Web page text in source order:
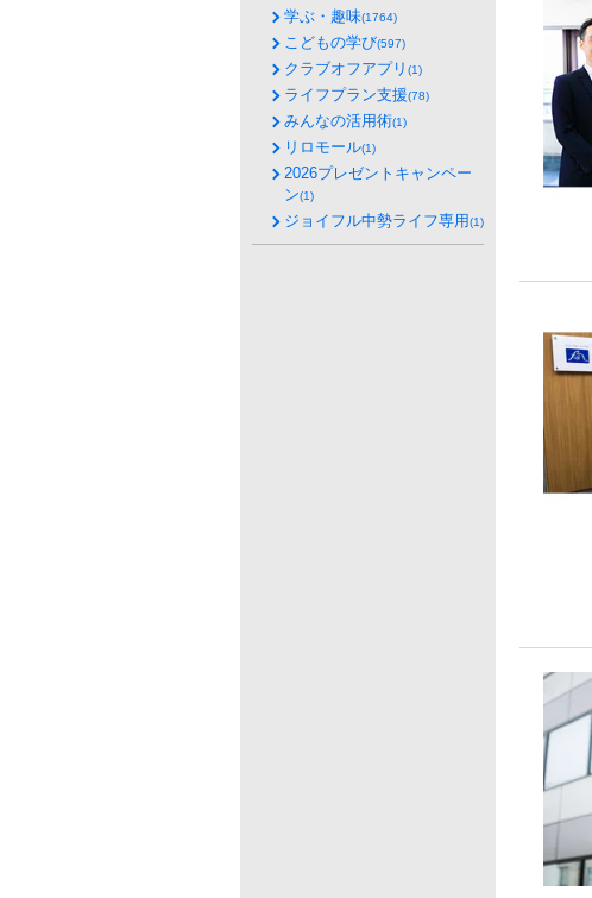
学ぶ・趣味(1764)
こどもの学び(597)
クラブオフアプリ (1)
ライフプラン支援(78)
みんなの活用術(1)
リロモール(1)
2026プレゼントキャンペー
ン(1)
ジョイフル中勢ライフ専用(1)